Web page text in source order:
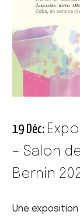
19 Déc:
– Salon
Bernin
Une exposition